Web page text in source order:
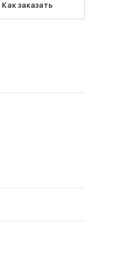
Как заказать